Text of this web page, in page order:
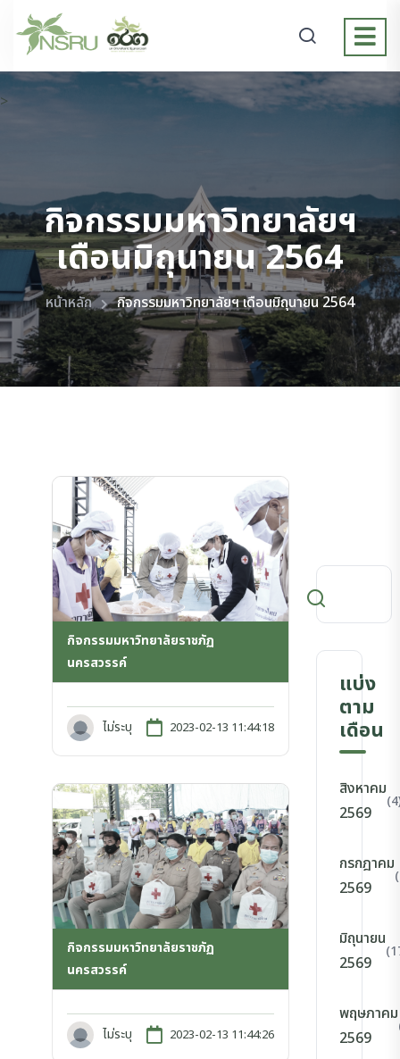
>
กิจกรรมมหาวิทยาลัยฯ
เดือนมิถุนายน 2564
หน้าหลัก กิจกรรมมหาวิทยาลัยฯ เดือนมิถุนายน 2564
กิจกรรมมหาวิทยาลัยราชภัฏ
นครสวรรค์
ไม่ระบุ 2023-02-13 11:44:18
กิจกรรมมหาวิทยาลัยราชภัฏ
นครสวรรค์
ไม่ระบุ 2023-02-13 11:44:26
แบ่ง
ตาม
เดือน
สิงหาคม
2569
กรกฎาคม
2569
มิถุนายน
2569
พฤษภาคม
2569